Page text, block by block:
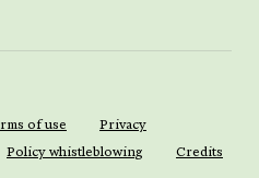
of use
Privacy
Policy whistleblowing Credits